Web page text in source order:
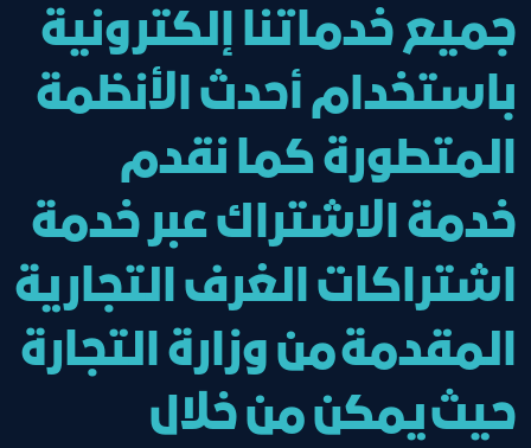
جميع خدماتنا إلكترونية
باستخدام أحدث الأنظمة
المتطورة كما نقدم
خدمة الاشتراك عبر خدمة
اشتراكات الغرف التجارية
المقدمة من وزارة التجارة
حيث يمكن من خلال